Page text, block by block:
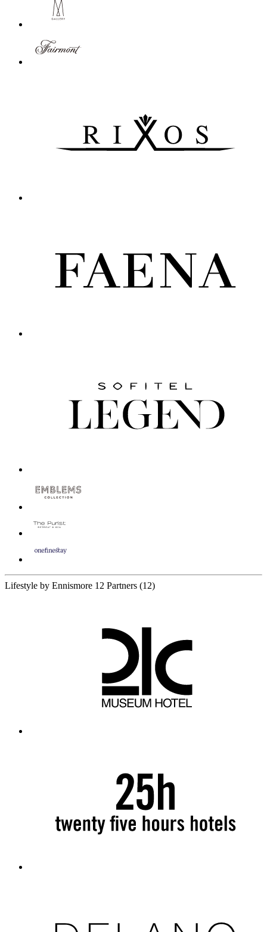
Lifestyle by Ennismore 12 Partners (12)